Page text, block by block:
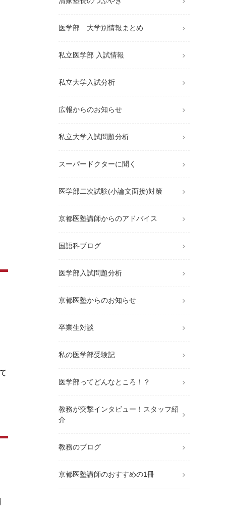
医学部 大学別情報まとめ
私立医学部 入試情報
私立大学入試分析
広報からのお知らせ
私立大学入試問題分析
スーパードクターに聞く
医学部二次試験(小論文面接)対策
京都医塾講師からのアドバイス
国語科ブログ
医学部入試問題分析
京都医塾からのお知らせ
卒業生対談
私の医学部受験記
医学部ってどんなところ！？
教務が突撃インタビュー！スタッフ紹
介
教務のブログ
京都医塾講師のおすすめの1冊